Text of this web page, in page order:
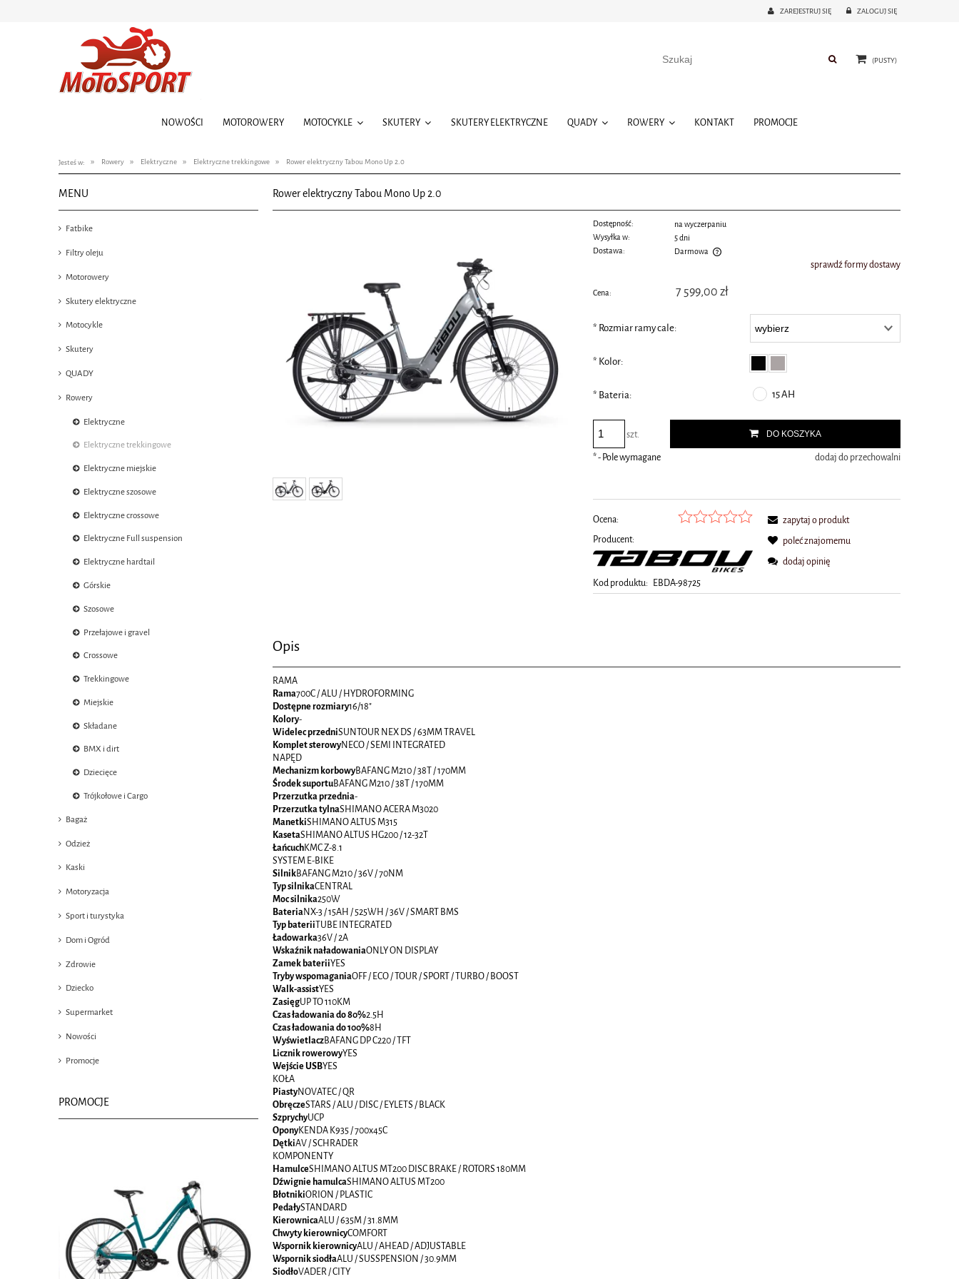
ZAREJESTRUJ SIĘ ZALOGUJ SIĘ
(PUSTY)
NOWOŚCI MOTOROWERY MOTOCYKLE SKUTERY SKUTERY ELEKTRYCZNE QUADY ROWERY KONTAKT PROMOCJE
Jesteś w: » Rowery » Elektryczne » Elektryczne trekkingowe » Rower elektryczny Tabou Mono Up 2.0
MENU
Fatbike
Filtry oleju
Motorowery
Skutery elektryczne
Motocykle
Skutery
QUADY
Rowery
Elektryczne
Elektryczne trekkingowe
Elektryczne miejskie
Elektryczne szosowe
Elektryczne crossowe
Elektryczne Full suspension
Elektryczne hardtail
Górskie
Szosowe
Przełajowe i gravel
Crossowe
Trekkingowe
Miejskie
Składane
BMX i dirt
Dziecięce
Trójkołowe i Cargo
Bagaż
Odzież
Kaski
Motoryzacja
Sport i turystyka
Dom i Ogród
Zdrowie
Dziecko
Supermarket
Nowości
Promocje
PROMOCJE
Rower elektryczny Tabou Mono Up 2.0
Dostępność:
na wyczerpaniu
Wysyłka w:
5 dni
Dostawa:
Darmowa
sprawdź formy dostawy
Cena: 7 599,00 zł
* Rozmiar ramy cale:
* Kolor:
* Bateria: 15 AH
szt. DO KOSZYKA
dodaj do przechowalni
*- Pole wymagane
Ocena:
Producent:
Kod produktu: EBDA-98725
zapytaj o produkt
poleć znajomemu
dodaj opinię
Opis
RAMA
Rama700C / ALU / HYDROFORMING
Dostępne rozmiary16/18"
Kolory-
Widelec przedniSUNTOUR NEX DS / 63MM TRAVEL
Komplet sterowyNECO / SEMI INTEGRATED
NAPĘD
Mechanizm korbowyBAFANG M210 / 38T / 170MM
Środek suportuBAFANG M210 / 38T / 170MM
Przerzutka przednia-
Przerzutka tylnaSHIMANO ACERA M3020
ManetkiSHIMANO ALTUS M315
KasetaSHIMANO ALTUS HG200 / 12-32T
ŁańcuchKMC Z-8.1
SYSTEM E-BIKE
SilnikBAFANG M210 / 36V / 70NM
Typ silnikaCENTRAL
Moc silnika250W
BateriaNX-3 / 15AH / 525WH / 36V / SMART BMS
Typ bateriiTUBE INTEGRATED
Ładowarka36V / 2A
Wskaźnik naładowaniaONLY ON DISPLAY
Zamek bateriiYES
Tryby wspomaganiaOFF / ECO / TOUR / SPORT / TURBO / BOOST
Walk-assistYES
ZasięgUP TO 110KM
Czas ładowania do 80%2.5H
Czas ładowania do 100%8H
WyświetlaczBAFANG DP C220 / TFT
Licznik rowerowyYES
Wejście USBYES
KOŁA
PiastyNOVATEC / QR
ObręczeSTARS / ALU / DISC / EYLETS / BLACK
SzprychyUCP
OponyKENDA K935 / 700x45C
DętkiAV / SCHRADER
KOMPONENTY
HamulceSHIMANO ALTUS MT200 DISC BRAKE / ROTORS 180MM
Dźwignie hamulcaSHIMANO ALTUS MT200
BłotnikiORION / PLASTIC
PedałySTANDARD
KierownicaALU / 635M / 31.8MM
Chwyty kierownicyCOMFORT
Wspornik kierownicyALU / AHEAD / ADJUSTABLE
Wspornik siodłaALU / SUSSPENSION / 30.9MM
SiodłoVADER / CITY